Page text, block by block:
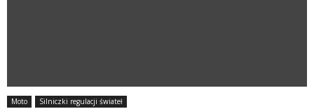
Moto Silniczki regulacji świateł